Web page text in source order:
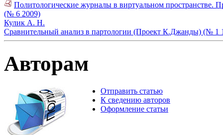
Политологические журналы в виртуальном пространстве.
(№ 6 2009)
Кулик А. Н.
Сравнительный анализ в партологии (Проект К.Джанды) (№ 1
Авторам
Отправить статью
К сведению авторов
Оформление статьи